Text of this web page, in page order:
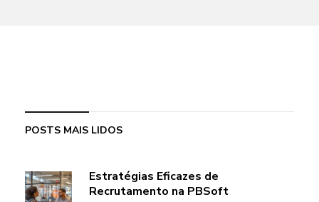
POSTS MAIS LIDOS
Estratégias Eficazes de
Recrutamento na PBSoft